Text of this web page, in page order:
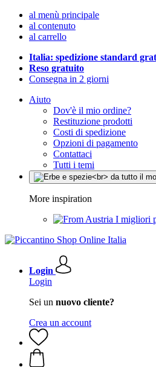
al menù principale
al contenuto
al carrello
Italia: spedizione standard
Reso gratuito
Consegna in 2 giorni
Aiuto
Dov'è il mio ordine?
Restituzione prodotti
Costi di spedizione
Opzioni di pagamento
Contattaci
Tutti i temi
More inspiration
I migliori
Login
Login
Sei un nuovo cliente?
Crea un account